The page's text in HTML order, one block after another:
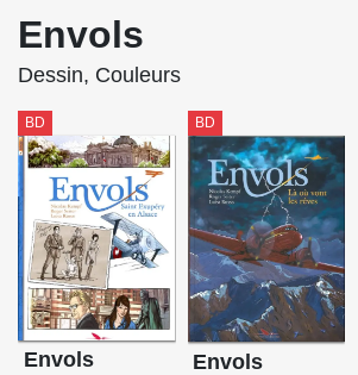
Envols
Dessin, Couleurs
BD
Envols
BD
Envols